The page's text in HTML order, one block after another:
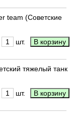
team (Советские
шт.
тяжелый танк
шт.